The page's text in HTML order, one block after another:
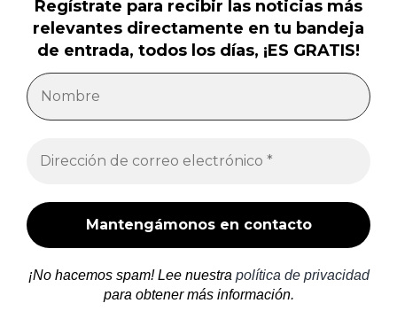
Regístrate para recibir las noticias más
relevantes directamente en tu bandeja
de entrada, todos los días, ¡ES GRATIS!
¡No hacemos spam! Lee nuestra política de privacidad
para obtener más información.